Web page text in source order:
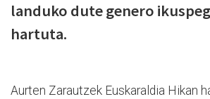
landuko dute genero
hartuta.
Aurten Zarautzek Euskaraldia Hikan